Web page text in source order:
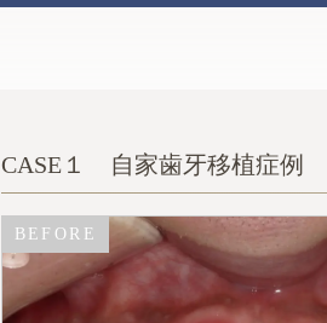
CASE１ 自家歯牙移植症例
BEFORE